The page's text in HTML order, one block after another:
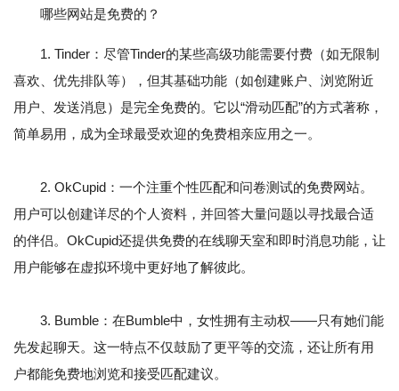
哪些网站是免费的？
1. Tinder：尽管Tinder的某些高级功能需要付费（如无限制
喜欢、优先排队等），但其基础功能（如创建账户、浏览附近
用户、发送消息）是完全免费的。它以“滑动匹配”的方式著称，
简单易用，成为全球最受欢迎的免费相亲应用之一。
2. OkCupid：一个注重个性匹配和问卷测试的免费网站。
用户可以创建详尽的个人资料，并回答大量问题以寻找最合适
的伴侣。OkCupid还提供免费的在线聊天室和即时消息功能，让
用户能够在虚拟环境中更好地了解彼此。
3. Bumble：在Bumble中，女性拥有主动权——只有她们能
先发起聊天。这一特点不仅鼓励了更平等的交流，还让所有用
户都能免费地浏览和接受匹配建议。